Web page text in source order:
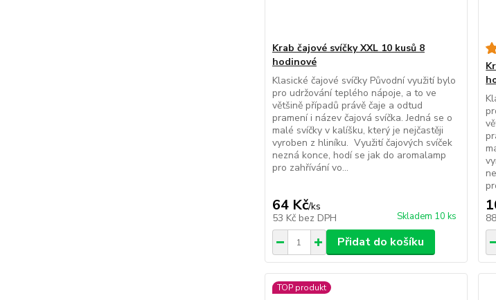
Krab čajové svíčky XXL 10 kusů 8
hodinové
Klasické čajové svíčky Původní využití bylo
pro udržování teplého nápoje, a to ve
většině případů právě čaje a odtud
pramení i název čajová svíčka. Jedná se o
malé svíčky v kalíšku, který je nejčastěji
vyroben z hliníku. Využití čajových svíček
nezná konce, hodí se jak do aromalamp
pro zahřívání vo...
64 Kč/ks
53 Kč bez DPH Skladem 10 ks
Přidat do košíku
TOP produkt